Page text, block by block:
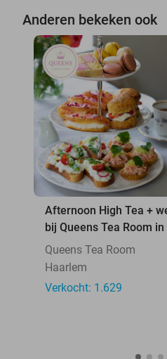
Anderen bekeken ook
Afternoon High Tea +
bij Queens Tea Room
Queens Tea Room
Haarlem
Verkocht: 1.629